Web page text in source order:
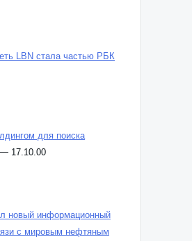
LBN стала частью РБК
для поиска
17.10.00
новый информационный
с мировым нефтяным